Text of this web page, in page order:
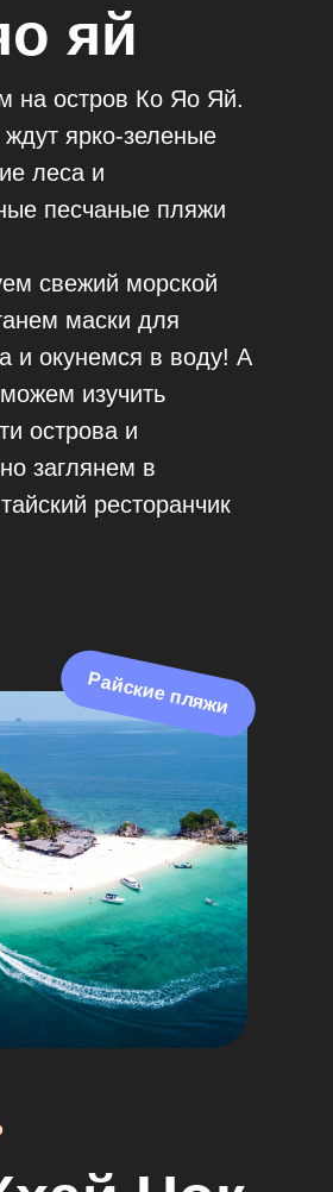
яй
на остров Ко Яо Яй.
ярко-зеленые
леса и
песчаные пляжи
свежий морской
маски для
и окунемся в воду! А
изучить
острова и
заглянем в
ресторанчик
Райские пляжи